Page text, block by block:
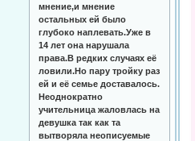
мнение,и мнение
остальных ей было
глубоко наплевать.Уже в
14 лет она нарушала
права.В редких случаях её
ловили.Но пару тройку раз
ей и её семье доставалось.
Неоднократно
учительница жаловлась на
девушка так как та
вытворяла неописуемые